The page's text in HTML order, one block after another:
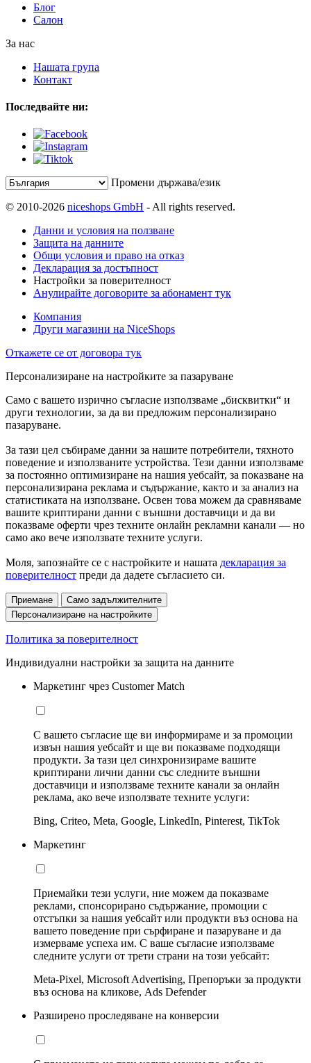
Блог
Салон
За нас
Нашата група
Контакт
Последвайте ни:
Промени държава/език
© 2010-2026 niceshops GmbH - All rights reserved.
Данни и условия на ползване
Защита на данните
Общи условия и право на отказ
Декларация за достъпност
Настройки за поверителност
Анулирайте договорите за абонамент тук
Компания
Други магазини на NiceShops
Откажете се от договора тук
Персонализиране на настройките за пазаруване
Само с вашето изрично съгласие използваме „бисквитки“ и
други технологии, за да ви предложим персонализирано
пазаруване.
За тази цел събираме данни за нашите потребители, тяхното
поведение и използваните устройства. Тези данни използваме
за постоянно оптимизиране на нашия уебсайт, за показване на
персонализирана реклама и съдържание, както и за анализ на
статистиката на използване. Освен това можем да сравняваме
вашите криптирани данни с външни доставчици и да ви
показваме оферти чрез техните онлайн рекламни канали — но
само ако вече използвате техните услуги.
Моля, запознайте се с настройките и нашата декларация за
поверителност преди да дадете съгласието си.
Приемане
Само задължителните
Персонализиране на настройките
Политика за поверителност
Индивидуални настройки за защита на данните
Маркетинг чрез Customer Match
С вашето съгласие ще ви информираме и за промоции
извън нашия уебсайт и ще ви показваме подходящи
продукти. За тази цел синхронизираме вашите
криптирани лични данни със следните външни
доставчици и използваме техните канали за онлайн
реклама, ако вече използвате техните услуги:
Bing, Criteo, Meta, Google, LinkedIn, Pinterest, TikTok
Маркетинг
Приемайки тези услуги, ние можем да показваме
реклами, спонсорирано съдържание, промоции с
отстъпки за нашия уебсайт или продукти въз основа на
вашето поведение при сърфиране и пазаруване и да
измерваме успеха им. С ваше съгласие използваме
следните услуги от трети страни на този уебсайт:
Meta-Pixel, Microsoft Advertising, Препоръки за продукти
въз основа на кликове, Ads Defender
Разширено проследяване на конверсии